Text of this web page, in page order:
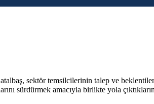
sektör temsilcilerinin talep ve
sürdürmek amacıyla birlikte yola